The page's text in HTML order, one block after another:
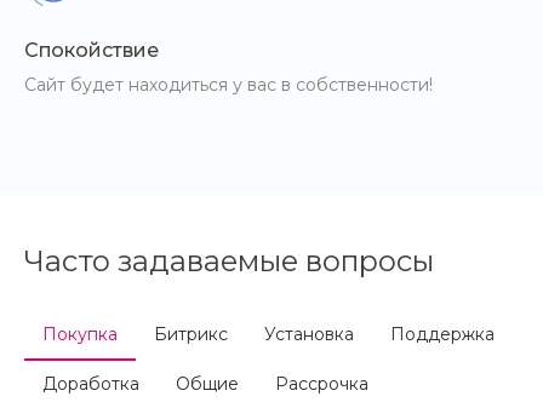
Спокойствие
Сайт будет находиться у вас в собственности!
Часто задаваемые вопросы
Покупка Битрикс Установка Поддержка
Доработка Общие Рассрочка